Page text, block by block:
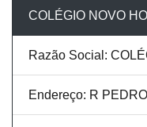
COLÉGIO NOVO
Razão Social:
Endereço: R